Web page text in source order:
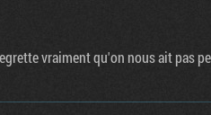
vraiment qu'on nous ait pas